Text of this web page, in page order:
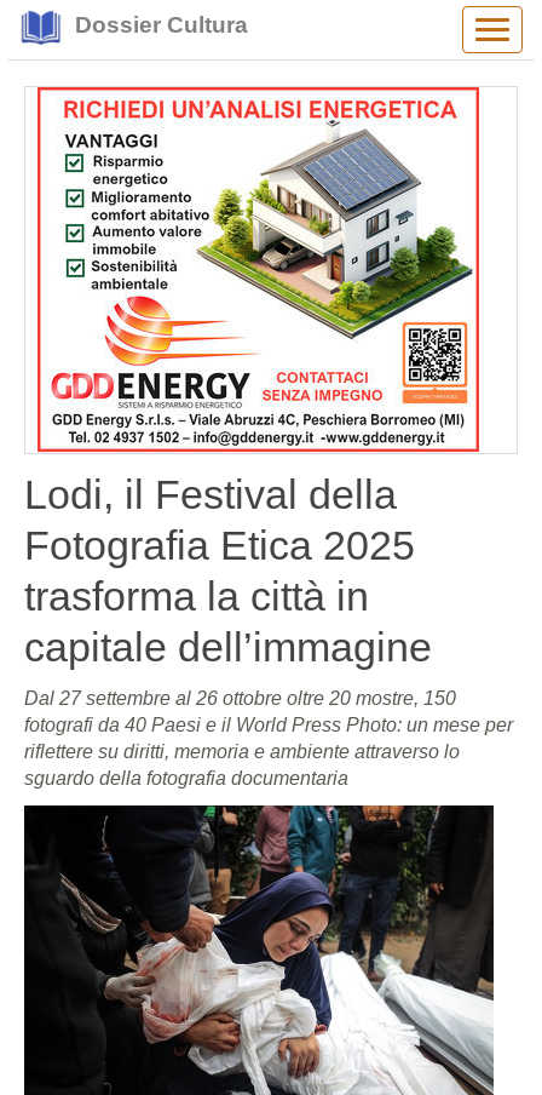
Dossier Cultura
Lodi, il Festival della
Fotografia Etica 2025
trasforma la città in
capitale dell’immagine
Dal 27 settembre al 26 ottobre oltre 20 mostre, 150
fotografi da 40 Paesi e il World Press Photo: un mese per
riflettere su diritti, memoria e ambiente attraverso lo
sguardo della fotografia documentaria